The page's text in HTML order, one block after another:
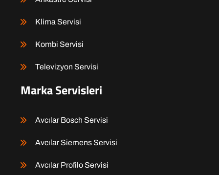
Klima Servisi
Kombi Servisi
Televizyon Servisi
Marka Servisleri
Avcılar Bosch Servisi
Avcılar Siemens Servisi
Avcılar Profilo Servisi